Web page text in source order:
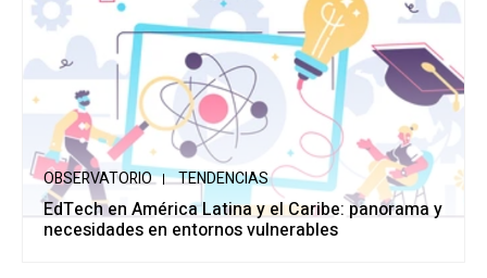
OBSERVATORIO TENDENCIAS
EdTech en América Latina y el Caribe: panorama y
necesidades en entornos vulnerables